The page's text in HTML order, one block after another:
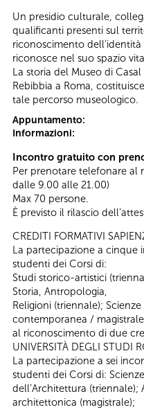
Un presidio culturale,
qualificanti presenti sul
riconoscimento
riconosce nel suo spazio
La storia del Museo di
Rebibbia a Roma,
tale percorso museologico.
Appuntamento:
Informazioni:
Incontro gratuito con
Per prenotare telefonare al
dalle 9.00 alle 21.00)
Max 70 persone.
È previsto il rilascio
CREDITI FORMATIVI
La partecipazione a cinque
studenti dei Corsi di:
Studi storico-artistici
Storia, Antropologia,
Religioni (triennale);
contemporanea /
al riconoscimento di due
UNIVERSITÀ DEGLI STUDI
La partecipazione a sei
studenti dei Corsi di: Scienze
dell’Architettura
architettonica (magistrale);